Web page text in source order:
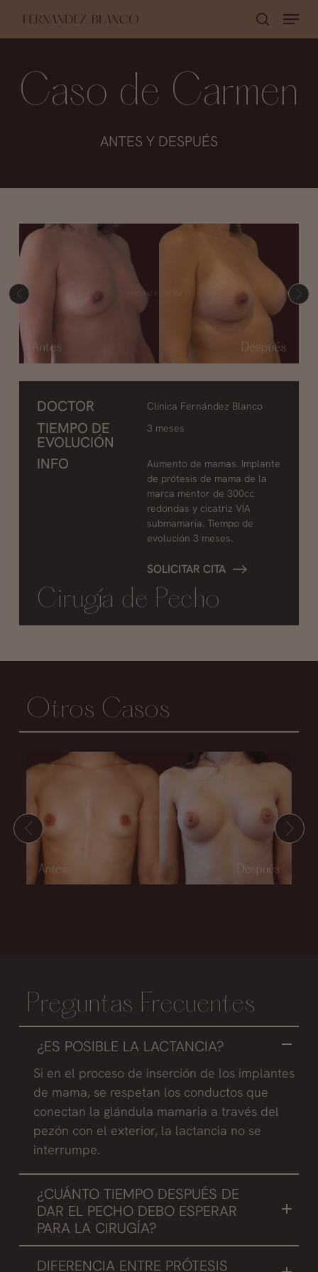
content
Menu
Caso de Carmen
ANTES Y DESPUÉS
DOCTOR Clínica Fernández Blanco
TIEMPO DE
EVOLUCIÓN
3 meses
INFO
Aumento de mamas. Implante
de prótesis de mama de la
marca mentor de 300cc
redondas y cicatriz VÍA
submamaria. Tiempo de
evolución 3 meses.
SOLICITAR CITA
Cirugía de Pecho
Otros Casos
Preguntas Frecuentes
¿ES POSIBLE LA LACTANCIA?
Si en el proceso de inserción de los implantes
de mama, se respetan los conductos que
conectan la glándula mamaria a través del
pezón con el exterior, la lactancia no se
interrumpe.
¿CUÁNTO TIEMPO DESPUÉS DE
DAR EL PECHO DEBO ESPERAR
PARA LA CIRUGÍA?
Recomendamos que la paciente se opere 6
DIFERENCIA ENTRE PRÓTESIS